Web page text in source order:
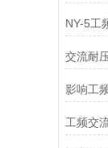
NY-5工
影响工
工频交